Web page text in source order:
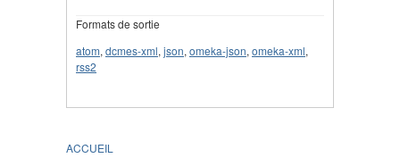
Formats de sortie
atom, dcmes-xml, json, omeka-json, omeka-xml,
rss2
ACCUEIL